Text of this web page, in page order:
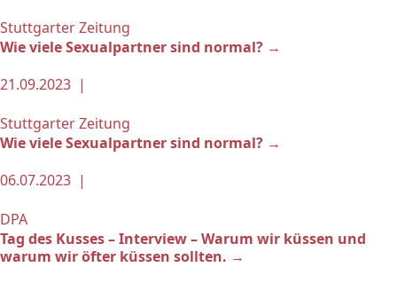
Stuttgarter Zeitung
Wie viele Sexualpartner sind normal? →
21.09.2023 |
Stuttgarter Zeitung
Wie viele Sexualpartner sind normal? →
06.07.2023 |
DPA
Tag des Kusses – Interview – Warum wir küssen und
warum wir öfter küssen sollten. →